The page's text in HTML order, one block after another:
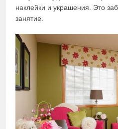
наклейки и украшения. Это
занятие.